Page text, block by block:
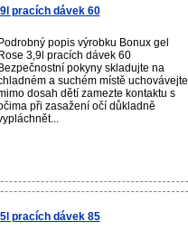
pracích dávek 60
Podrobný popis výrobku Bonux gel
Rose 3,9l pracích dávek 60
Bezpečnostní pokyny skladujte na
a suchém místě uchovávejte
dosah dětí zamezte kontaktu s
při zasažení očí důkladně
pracích dávek 85